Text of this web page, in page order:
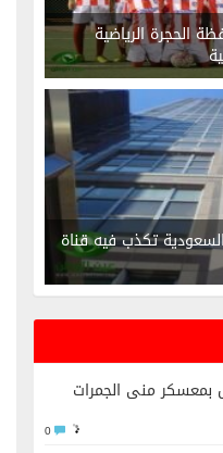
الحجرة الرياضية
تكذب فيه قناة
بمعسكر منى الجمرات